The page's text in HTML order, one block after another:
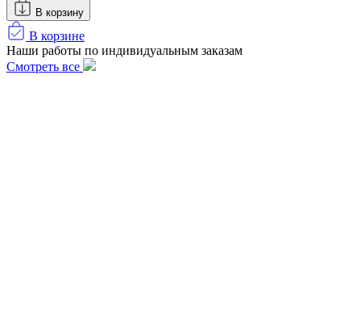
В корзину
В корзине
Наши работы по индивидуальным заказам
Смотреть все